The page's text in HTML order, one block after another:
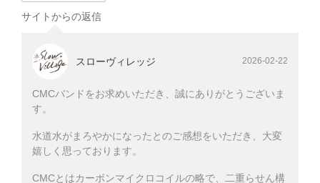
サイトからの返信
スローヴィレッジ 2026-02-22
CMCバンドをお求めいただき、誠にありがとうございま
す。
水道水がまろやかになったとのご感想をいただき、大変
嬉しく思っております。
CMCとはカーボンマイクロコイルの略で、二重らせん構